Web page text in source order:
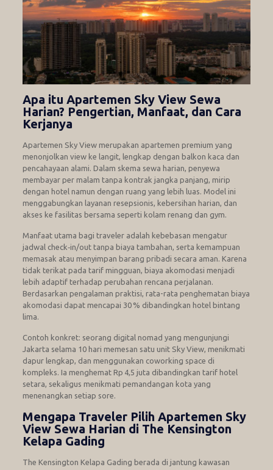
Apa itu Apartemen Sky View Sewa
Harian? Pengertian, Manfaat, dan Cara
Kerjanya
Apartemen Sky View merupakan apartemen premium yang
menonjolkan view ke langit, lengkap dengan balkon kaca dan
pencahayaan alami. Dalam skema sewa harian, penyewa
membayar per malam tanpa kontrak jangka panjang, mirip
dengan hotel namun dengan ruang yang lebih luas. Model ini
menggabungkan layanan resepsionis, kebersihan harian, dan
akses ke fasilitas bersama seperti kolam renang dan gym.
Manfaat utama bagi traveler adalah kebebasan mengatur
jadwal check‑in/out tanpa biaya tambahan, serta kemampuan
memasak atau menyimpan barang pribadi secara aman. Karena
tidak terikat pada tarif mingguan, biaya akomodasi menjadi
lebih adaptif terhadap perubahan rencana perjalanan.
Berdasarkan pengalaman praktisi, rata-rata penghematan biaya
akomodasi dapat mencapai 30 % dibandingkan hotel bintang
lima.
Contoh konkret: seorang digital nomad yang mengunjungi
Jakarta selama 10 hari memesan satu unit Sky View, menikmati
dapur lengkap, dan menggunakan coworking space di
kompleks. Ia menghemat Rp 4,5 juta dibandingkan tarif hotel
setara, sekaligus menikmati pemandangan kota yang
menenangkan setiap sore.
Mengapa Traveler Pilih Apartemen Sky
View Sewa Harian di The Kensington
Kelapa Gading
The Kensington Kelapa Gading berada di jantung kawasan